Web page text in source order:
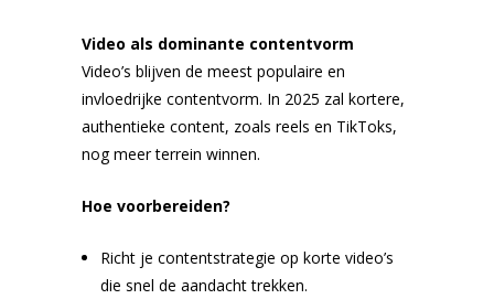
Video als dominante contentvorm
Video’s blijven de meest populaire en
invloedrijke contentvorm. In 2025 zal kortere,
authentieke content, zoals reels en TikToks,
nog meer terrein winnen.
Hoe voorbereiden?
Richt je contentstrategie op korte video’s
die snel de aandacht trekken.